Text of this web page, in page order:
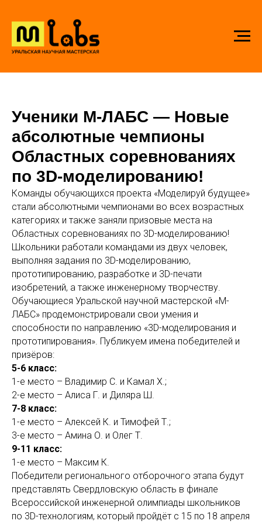
Ученики М-ЛАБС — Новые
абсолютные чемпионы
Областных соревнованиях
по 3D-моделированию!
Команды обучающихся проекта «Моделируй будущее»
стали абсолютными чемпионами во всех возрастных
категориях и также заняли призовые места на
Областных соревнованиях по 3D-моделированию!
Школьники работали командами из двух человек,
выполняя задания по 3D-моделированию,
прототипированию, разработке и 3D-печати
изобретений, а также инженерному творчеству.
Обучающиеся Уральской научной мастерской «М-
ЛАБС» продемонстрировали свои умения и
способности по направлению «3D-моделирования и
прототипирования». Публикуем имена победителей и
призёров:
5-6 класс:
1-е место – Владимир С. и Камал Х.;
2-е место – Алиса Г. и Диляра Ш.
7-8 класс:
1-е место – Алексей К. и Тимофей Т.;
3-е место – Амина О. и Олег Т.
9-11 класс:
1-е место – Максим К.
Победители регионального отборочного этапа будут
представлять Свердловскую область в финале
Всероссийской инженерной олимпиады школьников
по 3D-технологиям, который пройдёт с 15 по 18 апреля